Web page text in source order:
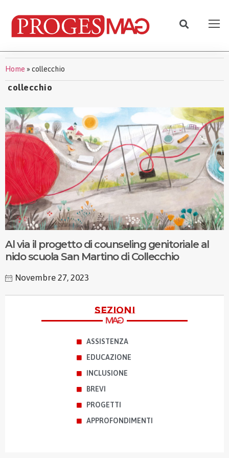
Home » collecchio
collecchio
Al via il progetto di counseling genitoriale al
nido scuola San Martino di Collecchio
Novembre 27, 2023
sezioni
ASSISTENZA
EDUCAZIONE
INCLUSIONE
BREVI
PROGETTI
APPROFONDIMENTI